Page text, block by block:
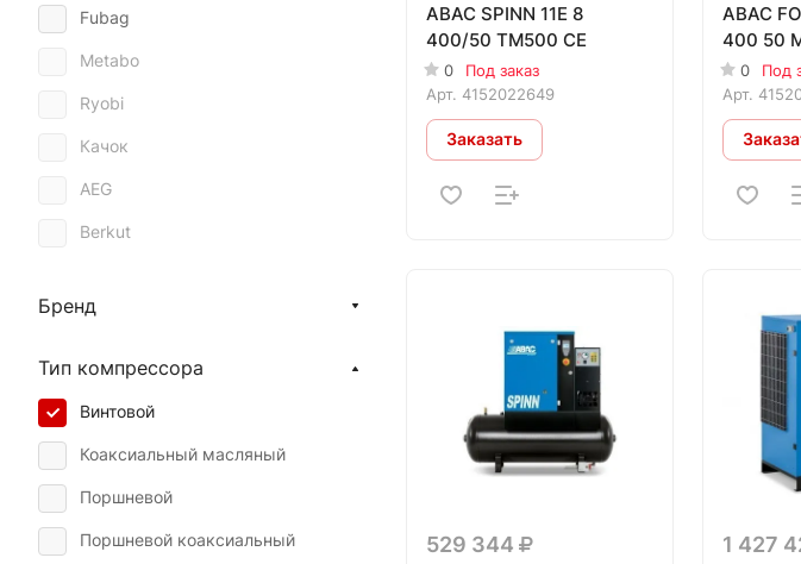
ABAC SPINN 11E 8
400/50 TM500 CE
0
Под заказ
Арт. 4152022649
Заказать
ABAC
400 50
0
Под
Арт.
529 344 1 427
Fubag
Metabo
Ryobi
Качок
AEG
Berkut
ABAC
Comaro
Вихрь
Кратон
Бренд
Тип компрессора
Винтовой
Коаксиальный масляный
Поршневой
Поршневой коаксиальный